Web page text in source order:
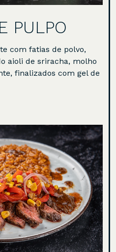
PULPO
com fatias de polvo,
aioli de sriracha, molho
finalizados com gel de